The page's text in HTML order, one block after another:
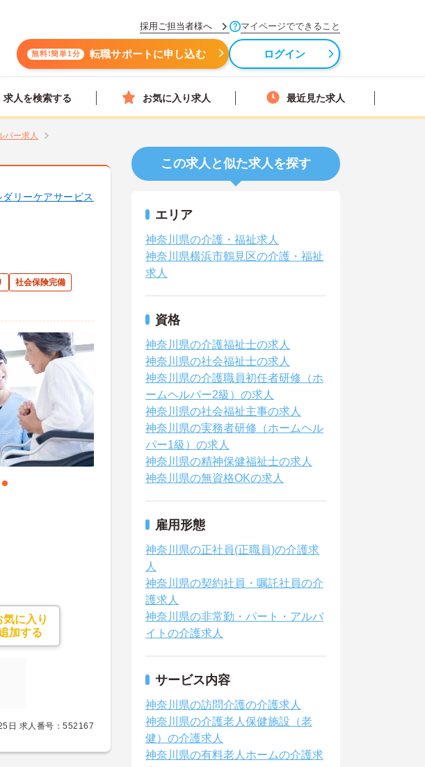
採用ご担当者様へ マイページでできること
無料!簡単1分 転職サポートに申し込む ログイン
求人を検索する お気に入り求人 最近見た求人
パー求人
リーケアサービス
社会保険完備
気に入り
加する
日 求人番号：552167
この求人と似た求人を探す
エリア
神奈川県の介護・福祉求人
神奈川県横浜市鶴見区の介護・福祉
求人
資格
神奈川県の介護福祉士の求人
神奈川県の社会福祉士の求人
神奈川県の介護職員初任者研修（ホ
ームヘルパー2級）の求人
神奈川県の社会福祉主事の求人
神奈川県の実務者研修（ホームヘル
パー1級）の求人
神奈川県の精神保健福祉士の求人
神奈川県の無資格OKの求人
雇用形態
神奈川県の正社員(正職員)の介護求
人
神奈川県の契約社員・嘱託社員の介
護求人
神奈川県の非常勤・パート・アルバ
イトの介護求人
サービス内容
神奈川県の訪問介護の介護求人
神奈川県の介護老人保健施設（老
健）の介護求人
神奈川県の有料老人ホームの介護求